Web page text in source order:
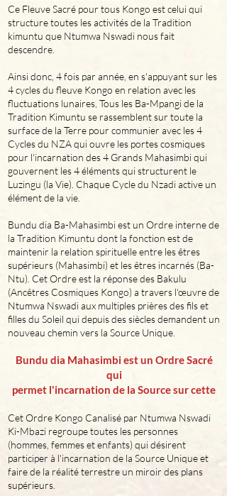
Ce Fleuve Sacré pour tous Kongo est celui qui
structure toutes les activités de la Tradition
kimuntu que Ntumwa Nswadi nous fait
descendre.
Ainsi donc, 4 fois par année, en s'appuyant sur les
4 cycles du fleuve Kongo en relation avec les
fluctuations lunaires, Tous les Ba-Mpangi de la
Tradition Kimuntu se rassemblent sur toute la
surface de la Terre pour communier avec les 4
Cycles du NZA qui ouvre les portes cosmiques
pour l'incarnation des 4 Grands Mahasimbi qui
gouvernent les 4 éléments qui structurent le
Luzingu (la Vie). Chaque Cycle du Nzadi active un
élément de la vie.
Bundu dia Ba-Mahasimbi est un Ordre interne de
la Tradition Kimuntu dont la fonction est de
maintenir la relation spirituelle entre les êtres
supérieurs (Mahasimbi) et les êtres incarnés (Ba-
Ntu). Cet Ordre est la réponse des Bakulu
(Ancêtres Cosmiques Kongo) a travers l'œuvre de
Ntumwa Nswadi aux multiples prières des fils et
filles du Soleil qui depuis des siècles demandent un
nouveau chemin vers la Source Unique.
Bundu dia Mahasimbi est un Ordre Sacré
qui
permet l'incarnation de la Source sur cette
Cet Ordre Kongo Canalisé par Ntumwa Nswadi
Ki-Mbazi regroupe toutes les personnes
(hommes, femmes et enfants) qui désirent
participer à l'incarnation de la Source Unique et
faire de la réalité terrestre un miroir des plans
supérieurs.